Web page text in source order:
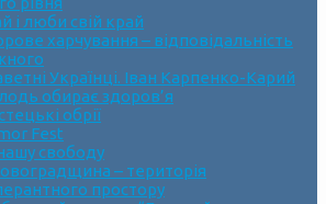
і люби свій край
харчування – відповідальність
Українці. Іван Карпенко-Карий
обирає здоров’я
обрії
Fest
свободу
– територія
простору